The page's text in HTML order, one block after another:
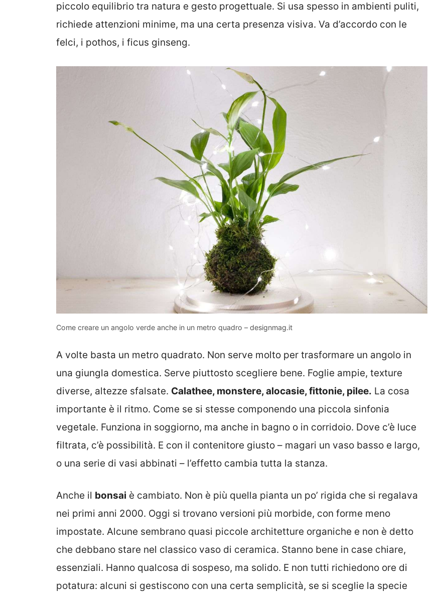
piccolo equilibrio tra natura e gesto progettuale. Si usa spesso in ambienti puliti,
richiede attenzioni minime, ma una certa presenza visiva. Va d’accordo con le
felci, i pothos, i ficus ginseng.
Come creare un angolo verde anche in un metro quadro – designmag.it
A volte basta un metro quadrato. Non serve molto per trasformare un angolo in
una giungla domestica. Serve piuttosto scegliere bene. Foglie ampie, texture
diverse, altezze sfalsate. Calathee, monstere, alocasie, fittonie, pilee. La cosa
importante è il ritmo. Come se si stesse componendo una piccola sinfonia
vegetale. Funziona in soggiorno, ma anche in bagno o in corridoio. Dove c’è luce
filtrata, c’è possibilità. E con il contenitore giusto – magari un vaso basso e largo,
o una serie di vasi abbinati – l’effetto cambia tutta la stanza.
Anche il bonsai è cambiato. Non è più quella pianta un po’ rigida che si regalava
nei primi anni 2000. Oggi si trovano versioni più morbide, con forme meno
impostate. Alcune sembrano quasi piccole architetture organiche e non è detto
che debbano stare nel classico vaso di ceramica. Stanno bene in case chiare,
essenziali. Hanno qualcosa di sospeso, ma solido. E non tutti richiedono ore di
potatura: alcuni si gestiscono con una certa semplicità, se si sceglie la specie